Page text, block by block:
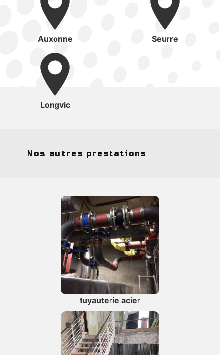
Auxonne Seurre
Longvic
Nos autres prestations
tuyauterie acier